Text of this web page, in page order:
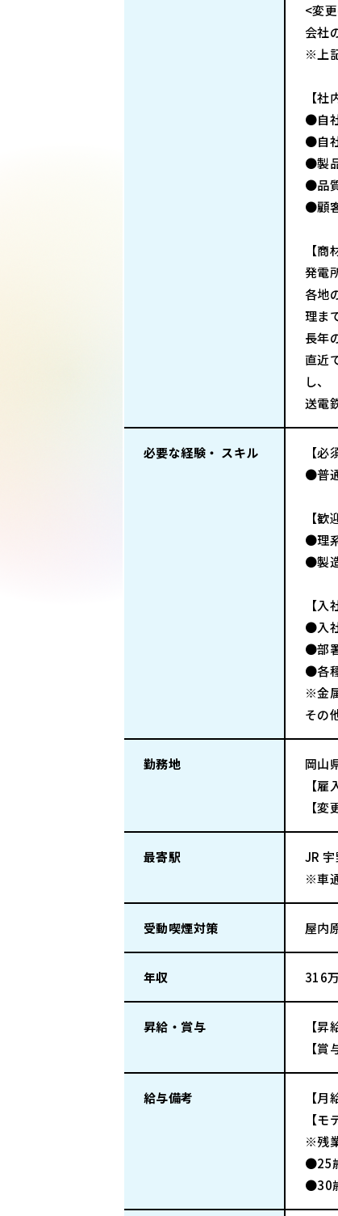
<変
会社
※上
【社
●自
●自
●製
●品
●顧
【商
発電
各地
理ま
長年
直近
し、
送電
必要な経験・ スキル
【必
●普
【歓
●理
●製
【入
●入
●部
●各
※金
その
勤務地
岡山
【
【
最寄駅
JR
※車
受動喫煙対策 屋内
年収 316
昇給・賞与
【
【
給与備考
【
【
※残
●25
●30